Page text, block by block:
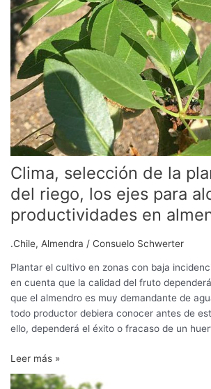
Clima, selección de la
del riego, los ejes para
productividades en
.Chile, Almendra / Consuelo Schwerter
Plantar el cultivo en zonas con baja
en cuenta que la calidad del fruto
que el almendro es muy demandante de
todo productor debiera conocer antes de
ello, dependerá el éxito o fracaso de un
Leer más »
La